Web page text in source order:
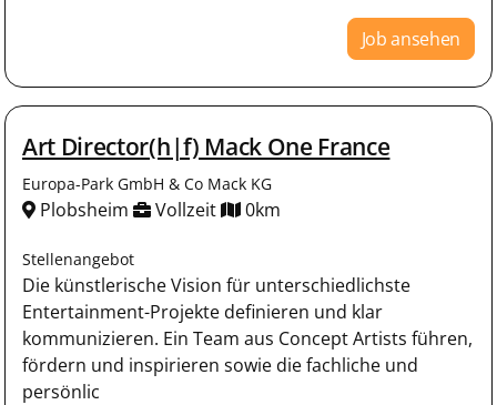
Job ansehen
Art Director(h|f) Mack One France
Europa-Park GmbH & Co Mack KG
Plobsheim Vollzeit 0km
Stellenangebot
Die künstlerische Vision für unterschiedlichste
Entertainment-Projekte definieren und klar
kommunizieren. Ein Team aus Concept Artists führen,
fördern und inspirieren sowie die fachliche und
persönlic